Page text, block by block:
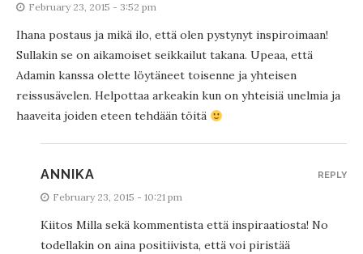
February 23, 2015 - 3:52 pm
Ihana postaus ja mikä ilo, että olen pystynyt inspiroimaan!
Sullakin se on aikamoiset seikkailut takana. Upeaa, että
Adamin kanssa olette löytäneet toisenne ja yhteisen
reissusävelen. Helpottaa arkeakin kun on yhteisiä unelmia ja
haaveita joiden eteen tehdään töitä
ANNIKA
February 23, 2015 - 10:21 pm
Kiitos Milla sekä kommentista että inspiraatiosta! No
todellakin on aina positiivista, että voi piristää
REPLY